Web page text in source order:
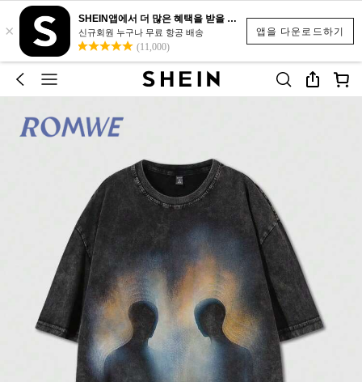
앱을 다운로드하기
×
SHEIN앱에서 더 많은 혜택을 받을 수 있어요.
신규회원 누구나 무료 항공 배송
(11,000)